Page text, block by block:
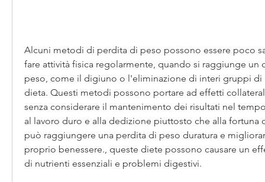
Alcuni metodi di perdita di peso possono essere poco
fare attività fisica regolarmente, quando si raggiunge
peso, come il digiuno o l'eliminazione di interi gruppi di
dieta. Questi metodi possono portare ad effetti
senza considerare il mantenimento dei risultati nel
al lavoro duro e alla dedizione piuttosto che alla fortuna
può raggiungere una perdita di peso duratura e
proprio benessere., queste diete possono causare un
di nutrienti essenziali e problemi digestivi.